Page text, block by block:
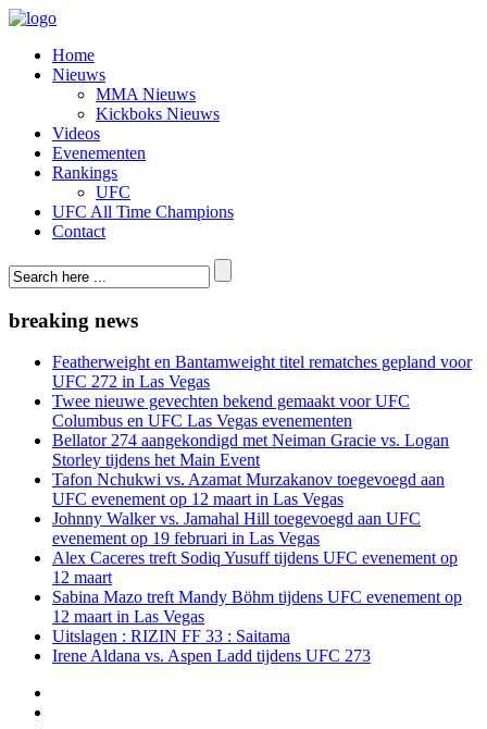
Home
Nieuws
MMA Nieuws
Kickboks Nieuws
Videos
Evenementen
Rankings
UFC
UFC All Time Champions
Contact
breaking news
Featherweight en Bantamweight titel rematches gepland voor
UFC 272 in Las Vegas
Twee nieuwe gevechten bekend gemaakt voor UFC
Columbus en UFC Las Vegas evenementen
Bellator 274 aangekondigd met Neiman Gracie vs. Logan
Storley tijdens het Main Event
Tafon Nchukwi vs. Azamat Murzakanov toegevoegd aan
UFC evenement op 12 maart in Las Vegas
Johnny Walker vs. Jamahal Hill toegevoegd aan UFC
evenement op 19 februari in Las Vegas
Alex Caceres treft Sodiq Yusuff tijdens UFC evenement op
12 maart
Sabina Mazo treft Mandy Böhm tijdens UFC evenement op
12 maart in Las Vegas
Uitslagen : RIZIN FF 33 : Saitama
Irene Aldana vs. Aspen Ladd tijdens UFC 273